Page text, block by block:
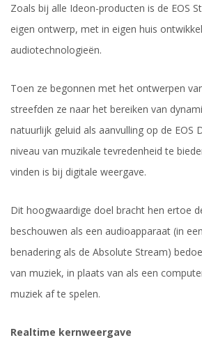
Zoals bij alle Ideon-producten is de EOS
eigen ontwerp, met in eigen huis
audiotechnologieën.
Toen ze begonnen met het ontwerpen
streefden ze naar het bereiken van
natuurlijk geluid als aanvulling op de EOS
niveau van muzikale tevredenheid te
vinden is bij digitale weergave.
Dit hoogwaardige doel bracht hen ertoe
beschouwen als een audioapparaat (in
benadering als de Absolute Stream)
van muziek, in plaats van als een
muziek af te spelen.
Realtime kernweergave